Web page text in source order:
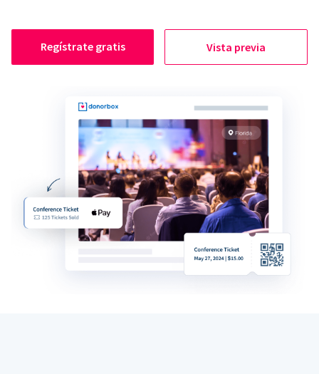
Regístrate gratis Vista previa